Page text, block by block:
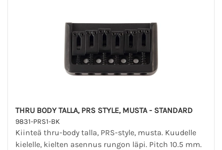
THRU BODY TALLA, PRS STYLE, MUSTA - STANDARD
9831-PRS1-BK
Kiinteä thru-body talla, PRS-style, musta. Kuudelle
kielelle, kielten asennus rungon läpi. Pitch 10.5 mm.